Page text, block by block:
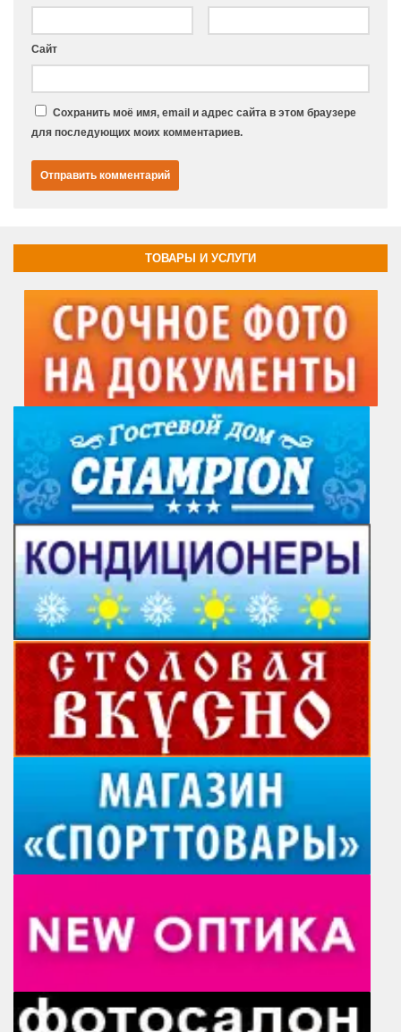
Сайт
Сохранить моё имя, email и адрес сайта в этом браузере
для последующих моих комментариев.
ТОВАРЫ И УСЛУГИ